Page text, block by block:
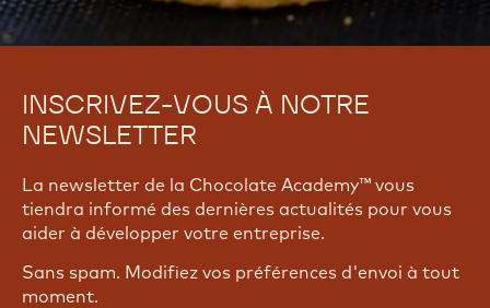
INSCRIVEZ-VOUS À NOTRE
NEWSLETTER
La newsletter de la Chocolate Academy™ vous
tiendra informé des dernières actualités pour vous
aider à développer votre entreprise.
Sans spam. Modifiez vos préférences d'envoi à tout
moment.